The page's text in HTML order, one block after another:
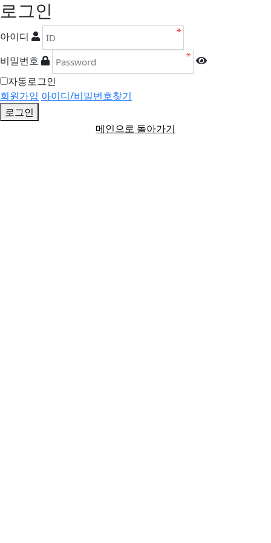
로그인
아이디
비밀번호
자동로그인
회원가입 아이디/비밀번호찾기
로그인
메인으로 돌아가기